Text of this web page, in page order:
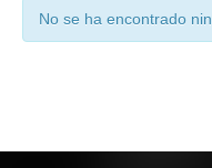
No se ha encontrado